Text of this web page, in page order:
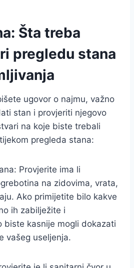
Šta treba
pregledu stana
ugovor o najmu, važno
stan i provjeriti njegovo
na koje biste trebali
pregleda stana:
Provjerite ima li
na zidovima, vrata,
Ako primijetite bilo kakve
ih zabilježite i
biste kasnije mogli dokazati
vašeg useljenja.